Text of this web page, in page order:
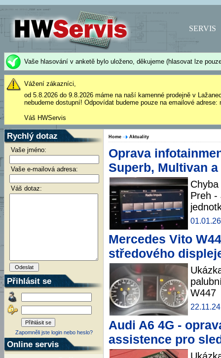
SERVIS
Vaše hlasování v anketě bylo uloženo, děkujeme (hlasovat lze
Vážení zákazníci,
od 5.8.2026 do 9.8.2026 máme na naší kamenné prodejně v
nebudeme dostupní! Odpovídat budeme pouze na emailové
Váš HWServis
Rychlý dotaz
Vaše jméno:
Vaše e-mailová adresa:
Váš dotaz:
Přihlásit se
Zapomněli jste login nebo heslo?
Online servis
Home Aktuality
Oprava
Superb, Multivan
Preh -
Mercedes Vito
středového
W447
Audi A6 4G -
assistence pro